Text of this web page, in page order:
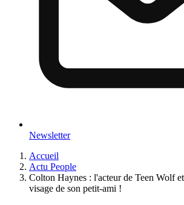
Newsletter
Accueil
Actu People
Colton Haynes : l'acteur de Teen Wolf
visage de son petit-ami !